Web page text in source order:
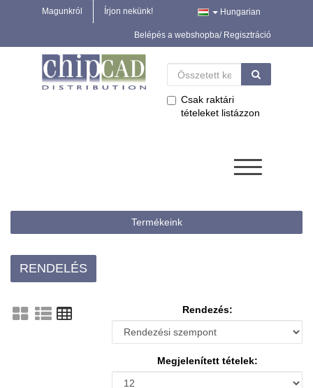
Magunkról Írjon nekünk! Hungarian
Belépés a webshopba/ Regisztráció
Csak raktári
tételeket listázzon
Termékeink
RENDELÉS
Rendezés:
Megjelenített tételek: